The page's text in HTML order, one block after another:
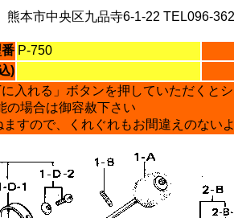
熊本市中央区九品寺6-1-22 TEL096-
P-750
)
入れる」ボタンを押していただくと
の場合は御容赦下さい
すので、くれぐれもお間違えのない